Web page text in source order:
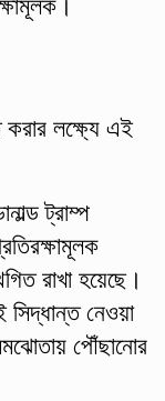
করার লক্ষ্যে এই
ট্রাম্প
রাখা হয়েছে।
নেওয়া
পৌঁছানোর